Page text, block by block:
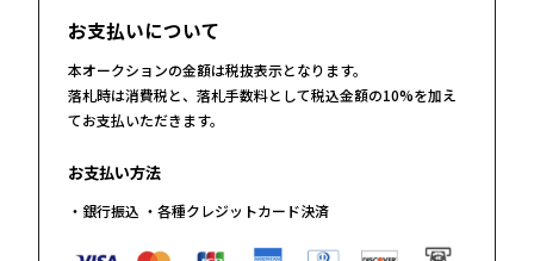
お支払いについて
本オークションの金額は税抜表示となります。
落札時は消費税と、落札手数料として税込金額の10%を加え
てお支払いただきます。
お支払い方法
・銀行振込 ・各種クレジットカード決済